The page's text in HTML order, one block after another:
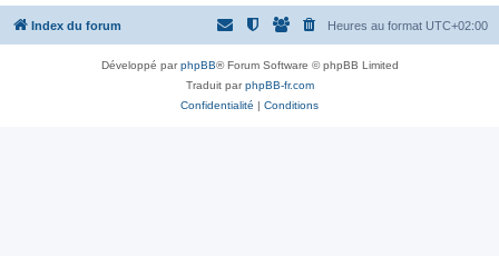
Index du forum Heures au format UTC+02:00
Développé parphpBB® Forum Software © phpBB Limited
Traduit parphpBB-fr.com
Confidentialité | Conditions